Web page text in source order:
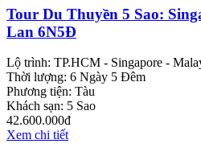
Tour Du Thuyền 5 Sao:
Lan 6N5Đ
Lộ trình: TP.HCM - Singapore -
Thời lượng: 6 Ngày 5 Đêm
Phương tiện: Tàu
Khách sạn: 5 Sao
42.600.000đ
Xem chi tiết